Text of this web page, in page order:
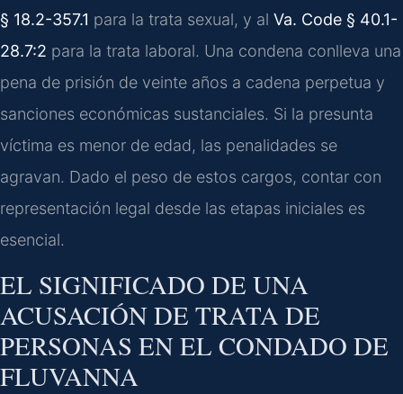
§ 18.2-357.1 para la trata sexual, y al Va. Code § 40.1-
28.7:2 para la trata laboral. Una condena conlleva una
pena de prisión de veinte años a cadena perpetua y
sanciones económicas sustanciales. Si la presunta
víctima es menor de edad, las penalidades se
agravan. Dado el peso de estos cargos, contar con
representación legal desde las etapas iniciales es
esencial.
EL SIGNIFICADO DE UNA
ACUSACIÓN DE TRATA DE
PERSONAS EN EL CONDADO DE
FLUVANNA